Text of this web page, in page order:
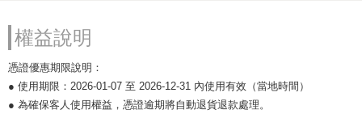
權益說明
憑證優惠期限說明：
● 使用期限：2026-01-07 至 2026-12-31 內使用有效（當地時間）
● 為確保客人使用權益，憑證逾期將自動退貨退款處理。